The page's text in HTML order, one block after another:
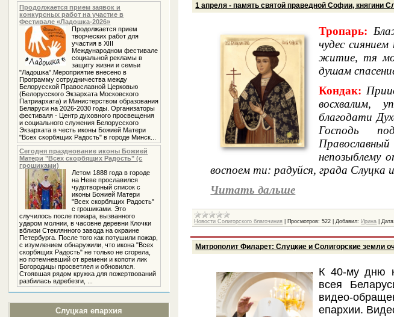
Продолжается прием заявок и
конкурсных работ на участие в
Фестивале «Ладошка-2026»
Продолжается прием
творческих работ для
участия в XIII
Международном фестивале
социальной рекламы в
защиту жизни и семьи
"Ладошка".Мероприятие внесено в
Программу сотрудничества между
Белорусской Православной Церковью
(Белорусского Экзархата Московского
Патриархата) и Министерством образования
Беларуси на 2026-2030 годы. Организаторы
фестиваля - Центр духовного просвещения
и социального служения Белорусского
Экзархата в честь иконы Божией Матери
"Всех скорбящих Радость" в городе Минск...
Сегодня празднование иконы Божией
Матери "Всех скорбящих Радость" (с
грошиками)
Летом 1888 года в городе
на Неве прославился
чудотворный список с
иконы Божией Матери
"Всех скорбящих Радость"
с грошиками. Это
случилось после пожара, вызванного
ударом молнии, в часовне деревни Клочки
вблизи Стеклянного завода на окраине
Петербурга. После того как потушили пожар,
с изумлением обнаружили, что икона "Всех
скорбящих Радость" не только не сгорела,
но потемневший от времени и копоти лик
Богородицы просветлел и обновился.
Стоявшая рядом кружка для пожертвований
разбилась вдребезги, ...
Слуцкая епархия
1 апреля - память святой праведной Софии, княгини
Тропарь:
чудес
житие, тя
душам
Кондак:
восхвалим,
благодати
Господь
непозыблему
воспоем ти: радуйся, града Слуцка
Читать дальше
Новости Солигорского благочиния Просмотров: 522 |Добавил: Ирина |Дата:
Митрополит Филарет: Слуцкие и Солигорские земли
К 40-му дню
всея
видео-
епархии.